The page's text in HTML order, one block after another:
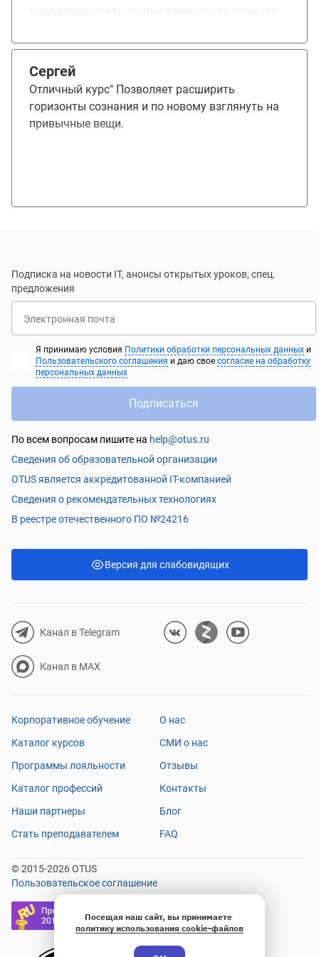
Большее количество управленцев на курсе
поможет не только внедрить в массы компаний
корпоративных архитекторов, но и наделить
возможностью влиять на процесс изменения в
компании.
Сергей
Отличный курс" Позволяет расширить
горизонты сознания и по новому взглянуть на
привычные вещи.
Канал в Telegram
Канал в MAX
Корпоративное обучение
Каталог курсов
Программы лояльности
Каталог профессий
Наши партнеры
Стать преподавателем
О нас
СМИ о нас
Отзывы
Контакты
Блог
FAQ
Подписка на новости IT, анонсы открытых уроков, спец.
предложения
Электронная почта
Подписаться
Я принимаю условия Политики обработки персональных данных и
Пользовательского соглашения и даю свое согласие на обработку
персональных данных
По всем вопросам пишите на help@otus.ru
Сведения об образовательной организации
OTUS является аккредитованной IT-компанией
Сведения о рекомендательных технологиях
В реестре отечественного ПО №24216
Версия для слабовидящих
© 2015-2026 OTUS
Пользовательское соглашение
Посещая наш сайт, вы принимаете
политику использования cookie-файлов